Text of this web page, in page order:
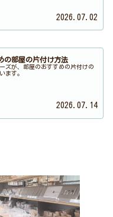
2026.07.02
の部屋の片付け方法
ズが、部屋のおすすめの片付けの
ます。
2026.07.14